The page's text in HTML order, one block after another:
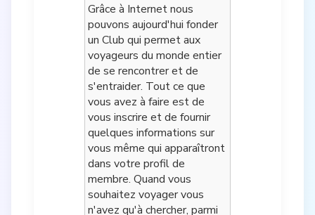
Grâce à Internet nous
pouvons aujourd'hui fonder
un Club qui permet aux
voyageurs du monde entier
de se rencontrer et de
s'entraider. Tout ce que
vous avez à faire est de
vous inscrire et de fournir
quelques informations sur
vous même qui apparaîtront
dans votre profil de
membre. Quand vous
souhaitez voyager vous
n'avez qu'à chercher, parmi